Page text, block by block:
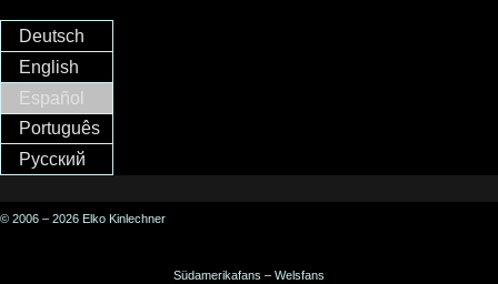
Deutsch
English
Español
Português
Русский
© 2006 – 2026 Elko Kinlechner
Südamerikafans – Welsfans